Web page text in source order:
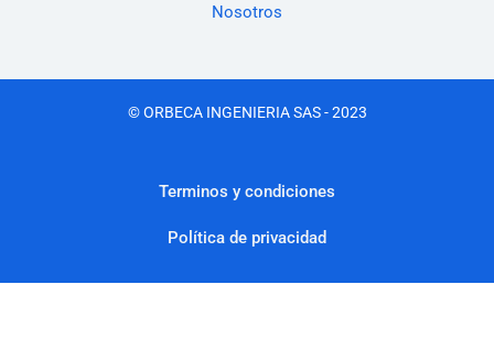
Nosotros
© ORBECA INGENIERIA SAS - 2023
Terminos y condiciones
Política de privacidad